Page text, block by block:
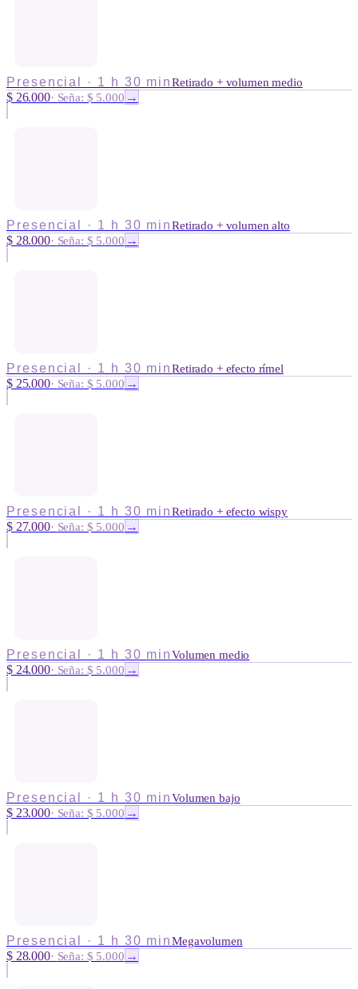
Presencial · 1 h 30 minRetirado + volumen medio
$ 26.000· Seña: $ 5.000 →
Presencial · 1 h 30 minRetirado + volumen alto
$ 28.000· Seña: $ 5.000 →
Presencial · 1 h 30 minRetirado + efecto rímel
$ 25.000· Seña: $ 5.000 →
Presencial · 1 h 30 minRetirado + efecto wispy
$ 27.000· Seña: $ 5.000 →
Presencial · 1 h 30 minVolumen medio
$ 24.000· Seña: $ 5.000 →
Presencial · 1 h 30 minVolumen bajo
$ 23.000· Seña: $ 5.000 →
Presencial · 1 h 30 minMegavolumen
$ 28.000· Seña: $ 5.000 →